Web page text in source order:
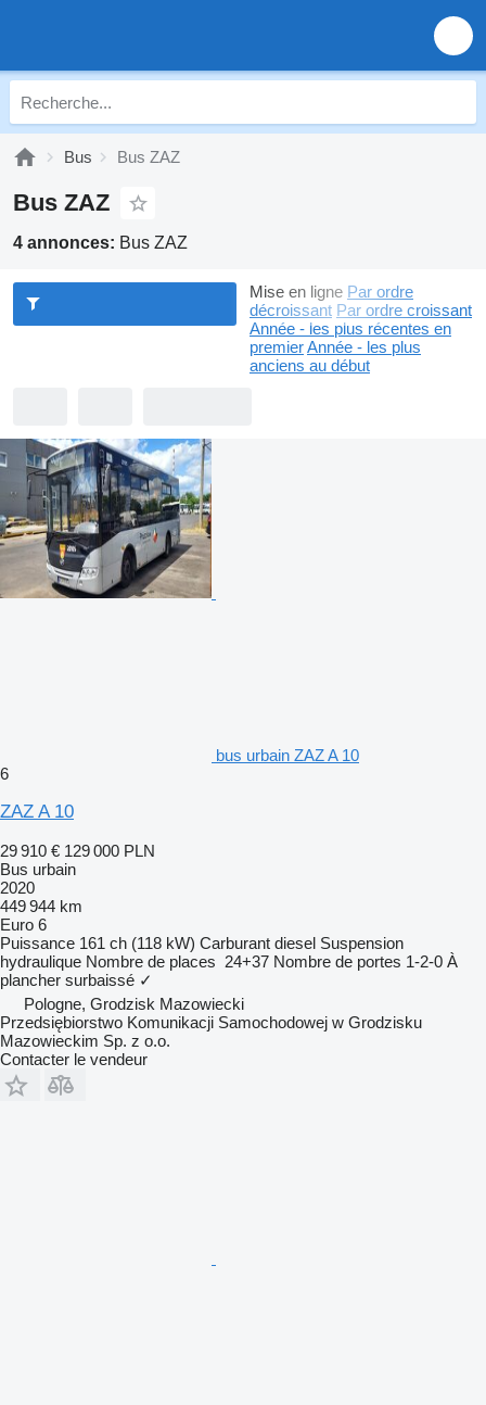
Bus Bus ZAZ
Bus ZAZ
4 annonces: Bus ZAZ
Mise en ligne Par ordre
décroissant Par ordre croissant
Année - les plus récentes en
premierAnnée - les plus
anciens au début
bus urbain ZAZ A 10
6
ZAZ A 10
29 910 € 129 000 PLN
Bus urbain
2020
449 944 km
Euro 6
Puissance 161 ch (118 kW) Carburant diesel Suspension
hydraulique Nombre de places 24+37 Nombre de portes 1-2-0 À
plancher surbaissé ✓
Pologne, Grodzisk Mazowiecki
Przedsiębiorstwo Komunikacji Samochodowej w Grodzisku
Mazowieckim Sp. z o.o.
Contacter le vendeur